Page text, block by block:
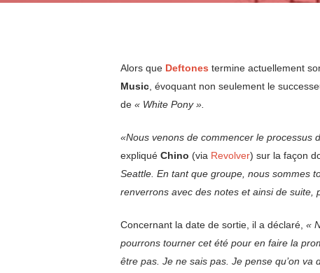
Alors que Deftones termine actuellement
Music , évoquant non seulement le
de « White Pony ».
«Nous venons de commencer le processus
expliqué Chino (via Revolver) sur la façon
Seattle. En tant que groupe, nous sommes
renverrons avec des notes et ainsi de suite,
Concernant la date de sortie, il a déclaré, «
pourrons tourner cet été pour en faire la
être pas. Je ne sais pas. Je pense qu’on